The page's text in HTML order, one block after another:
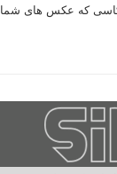
عکاسی که عکس های شما